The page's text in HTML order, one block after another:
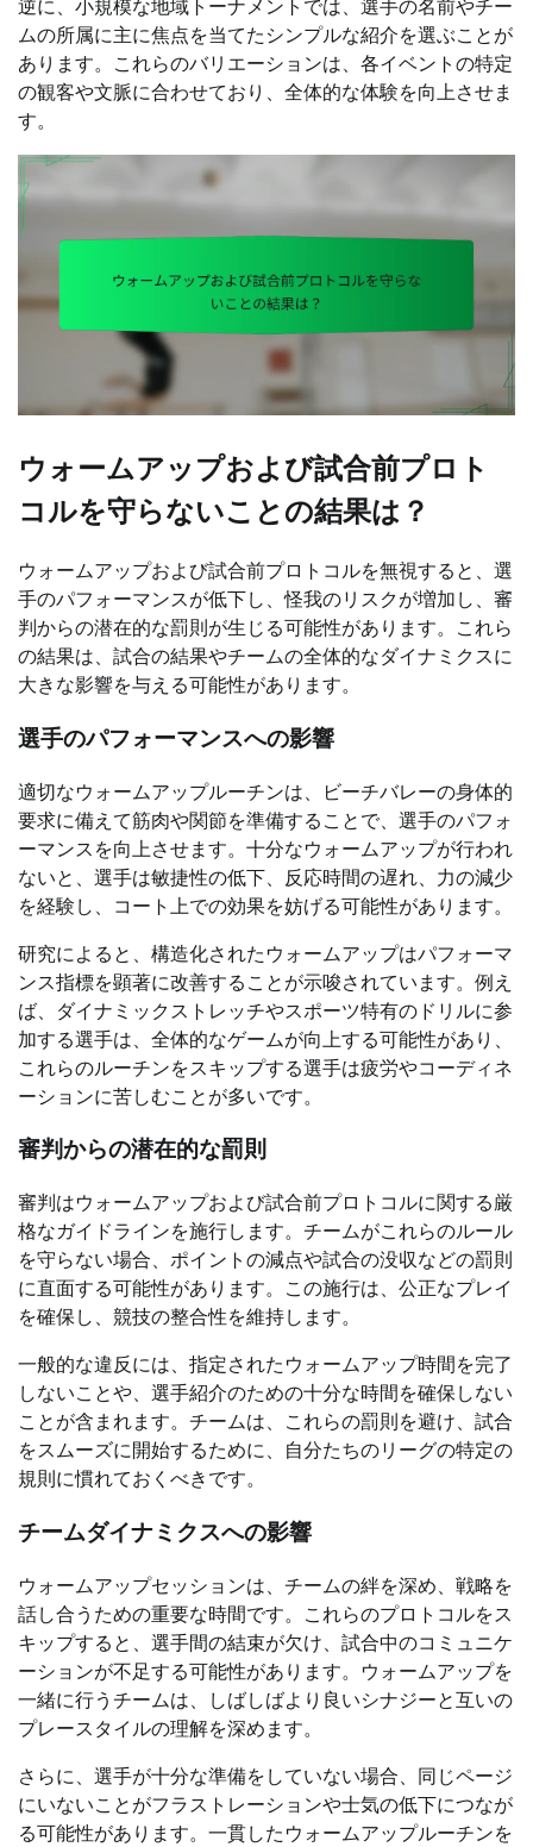
逆に、小規模な地域トーナメントでは、選手の名前やチー
ムの所属に主に焦点を当てたシンプルな紹介を選ぶことが
あります。これらのバリエーションは、各イベントの特定
の観客や文脈に合わせており、全体的な体験を向上させま
す。
ウォームアップおよび試合前プロト
コルを守らないことの結果は？
ウォームアップおよび試合前プロトコルを無視すると、選
手のパフォーマンスが低下し、怪我のリスクが増加し、審
判からの潜在的な罰則が生じる可能性があります。これら
の結果は、試合の結果やチームの全体的なダイナミクスに
大きな影響を与える可能性があります。
選手のパフォーマンスへの影響
適切なウォームアップルーチンは、ビーチバレーの身体的
要求に備えて筋肉や関節を準備することで、選手のパフォ
ーマンスを向上させます。十分なウォームアップが行われ
ないと、選手は敏捷性の低下、反応時間の遅れ、力の減少
を経験し、コート上での効果を妨げる可能性があります。
研究によると、構造化されたウォームアップはパフォーマ
ンス指標を顕著に改善することが示唆されています。例え
ば、ダイナミックストレッチやスポーツ特有のドリルに参
加する選手は、全体的なゲームが向上する可能性があり、
これらのルーチンをスキップする選手は疲労やコーディネ
ーションに苦しむことが多いです。
審判からの潜在的な罰則
審判はウォームアップおよび試合前プロトコルに関する厳
格なガイドラインを施行します。チームがこれらのルール
を守らない場合、ポイントの減点や試合の没収などの罰則
に直面する可能性があります。この施行は、公正なプレイ
を確保し、競技の整合性を維持します。
一般的な違反には、指定されたウォームアップ時間を完了
しないことや、選手紹介のための十分な時間を確保しない
ことが含まれます。チームは、これらの罰則を避け、試合
をスムーズに開始するために、自分たちのリーグの特定の
規則に慣れておくべきです。
チームダイナミクスへの影響
ウォームアップセッションは、チームの絆を深め、戦略を
話し合うための重要な時間です。これらのプロトコルをス
キップすると、選手間の結束が欠け、試合中のコミュニケ
ーションが不足する可能性があります。ウォームアップを
一緒に行うチームは、しばしばより良いシナジーと互いの
プレースタイルの理解を深めます。
さらに、選手が十分な準備をしていない場合、同じページ
にいないことがフラストレーションや士気の低下につなが
る可能性があります。一貫したウォームアップルーチンを